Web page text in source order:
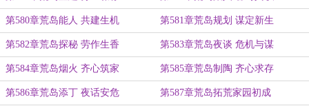
第580章荒岛能人 共建生机 第581章荒岛规划 谋定新生
第582章荒岛探秘 劳作生香 第583章荒岛夜谈 危机与谋
第584章荒岛烟火 齐心筑家 第585章荒岛制陶 齐心求存
第586章荒岛添丁 夜话安危 第587章荒岛拓荒家园初成